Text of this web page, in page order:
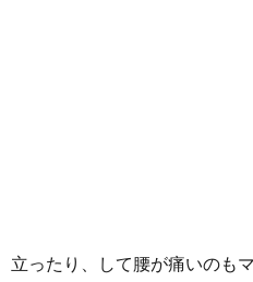
ったり、して腰が痛いのも